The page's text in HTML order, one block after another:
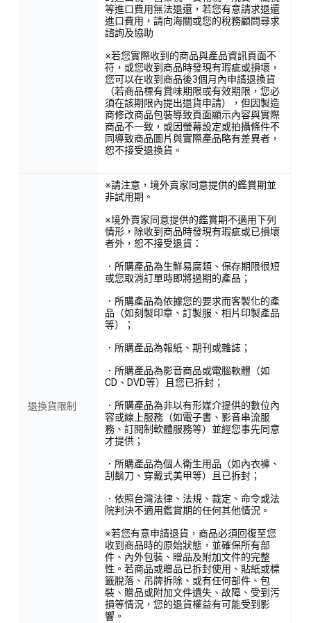
等進口費用無法退還，若您有意請求退還
進口費用，請向海關或您的稅務顧問尋求
諮詢及協助
※若您實際收到的商品與產品資訊頁面不
符，或您收到商品時發現有瑕疵或損壞，
您可以在收到商品後3個月內申請退換貨
（若商品標有賞味期限或有效期限，您必
須在該期限內提出退貨申請），但因製造
商修改商品包裝導致頁面顯示內容與實際
商品不一致，或因螢幕設定或拍攝條件不
同導致商品圖片與實際產品略有差異者，
恕不接受退換貨。
退換貨限制
※請注意，境外賣家同意提供的鑑賞期並
非試用期。
※境外賣家同意提供的鑑賞期不適用下列
情形，除收到商品時發現有瑕疵或已損壞
者外，恕不接受退貨：
．所購產品為生鮮易腐類、保存期限很短
或您取消訂單時即將過期的產品；
．所購產品為依據您的要求而客製化的產
品（如刻製印章、訂製服、相片印製產品
等）；
．所購產品為報紙、期刊或雜誌；
．所購產品為影音商品或電腦軟體（如
CD、DVD等）且您已拆封；
．所購產品為非以有形媒介提供的數位內
容或線上服務（如電子書、影音串流服
務、訂閱制軟體服務等）並經您事先同意
才提供；
．所購產品為個人衛生用品（如內衣褲、
刮鬍刀、穿戴式美甲等）且已拆封；
．依照台灣法律、法規、裁定、命令或法
院判決不適用鑑賞期的任何其他情況。
※若您有意申請退貨，商品必須回復至您
收到商品時的原始狀態，並確保所有部
件、內外包裝、贈品及附加文件的完整
性。若商品或贈品已拆封使用、貼紙或標
籤脫落、吊牌拆除、或有任何部件、包
裝、贈品或附加文件遺失、故障、受到污
損等情況，您的退貨權益有可能受到影
響。